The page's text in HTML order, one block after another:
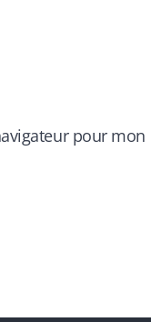
pour mon